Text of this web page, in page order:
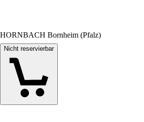
HORNBACH Bornheim (Pfalz)
Nicht reservierbar